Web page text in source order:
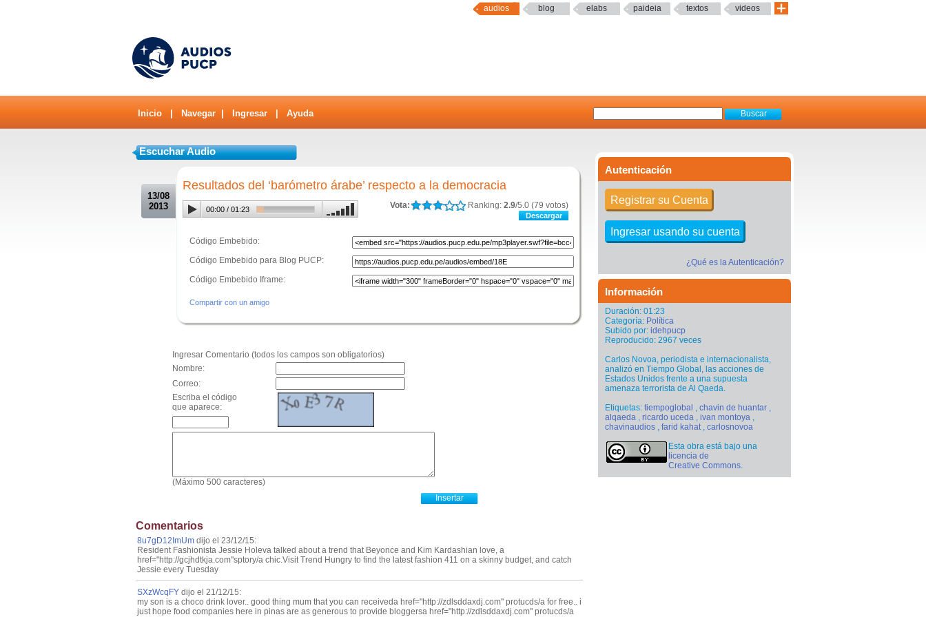
audios blog elabs paideia textos videos
Inicio Navegar Ingresar Ayuda
Autenticación
Registrar su Cuenta
Ingresar usando su cuenta
¿Qué es la Autenticación?
Información
Duración: 01:23
Categoría: Política
Subido por: idehpucp
Reproducido: 2967 veces
Carlos Novoa, periodista e internacionalista,
analizó en Tiempo Global, las acciones de
Estados Unidos frente a una supuesta
amenaza terrorista de Al Qaeda.
Etiquetas: tiempoglobal , chavin de huantar ,
alqaeda , ricardo uceda , ivan montoya ,
chavinaudios , farid kahat, carlosnovoa
Esta obra está bajo una
licencia de
Creative Commons.
Escuchar Audio
13/08
2013
Resultados del ‘barómetro árabe’ respecto a la democracia
Vota: Ranking: 2.9/5.0 (79 votos)
Descargar
00:00 / 01:23
Código Embebido:
Código Embebido para Blog PUCP:
Código Embebido Iframe:
Compartir con un amigo
Ingresar Comentario (todos los campos son obligatorios)
Nombre:
Correo:
Escriba el código
que aparece:
(Máximo 500 caracteres)
Comentarios
8u7gD12ImUm dijo el 23/12/15:
Resident Fashionista Jessie Holeva talked about a trend that Beyonce and Kim Kardashian love, a
href="http://gcjhdtkja.com"sptory/a chic.Visit Trend Hungry to find the latest fashion 411 on a skinny budget, and catch
Jessie every Tuesday
SXzWcqFY dijo el 21/12/15:
my son is a choco drink lover.. good thing mum that you can receiveda href="http://zdlsddaxdj.com" protucds/a for free.. i
just hope food companies here in pinas are as generous to provide bloggersa href="http://zdlsddaxdj.com" protucds/a